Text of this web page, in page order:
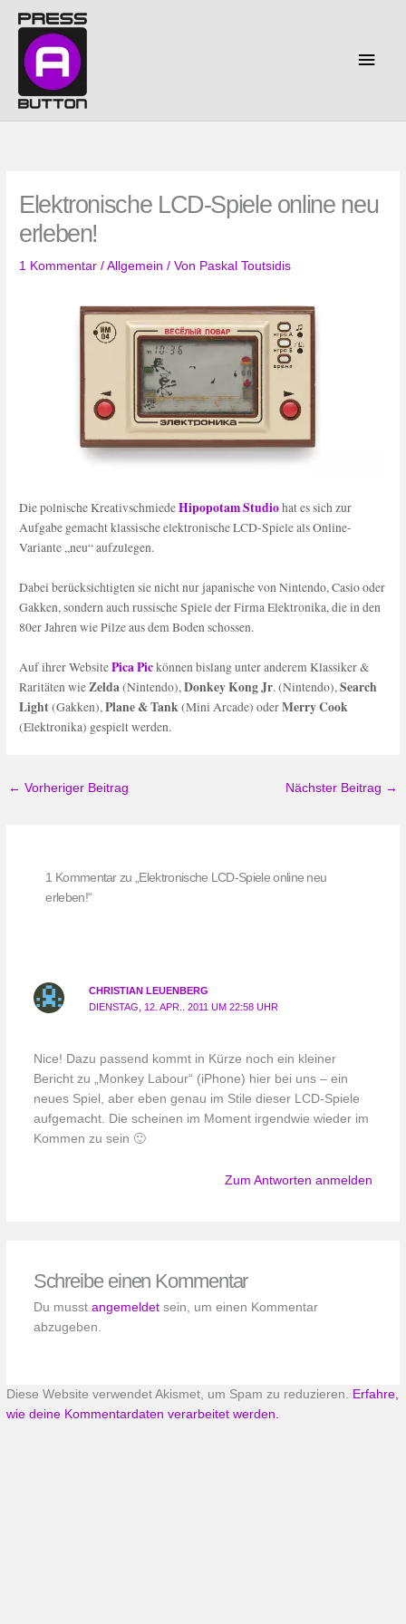
Inhalt
springen
Elektronische LCD-Spiele online neu
erleben!
1 Kommentar /Allgemein / Von Paskal Toutsidis
Die polnische KreativschmiedeHipopotam Studiohat es sich zur
Aufgabe gemacht klassische elektronische LCD-Spiele als Online-
Variante „neu“ aufzulegen.
Dabei berücksichtigten sie nicht nur japanische von Nintendo, Casio oder
Gakken, sondern auch russische Spiele der Firma Elektronika, die in den
80er Jahren wie Pilze aus dem Boden schossen.
Auf ihrer WebsitePica Pickönnen bislang unter anderem Klassiker &
Raritäten wieZelda(Nintendo),Donkey Kong Jr. (Nintendo),Search
Light(Gakken),Plane & Tank(Mini Arcade) oderMerry Cook
(Elektronika) gespielt werden.
← Vorheriger Beitrag Nächster Beitrag →
1 Kommentar zu „Elektronische LCD-Spiele online neu
erleben!“
CHRISTIAN LEUENBERG
DIENSTAG, 12. APR.. 2011 UM 22:58 UHR
Nice! Dazu passend kommt in Kürze noch ein kleiner
Bericht zu „Monkey Labour“ (iPhone) hier bei uns – ein
neues Spiel, aber eben genau im Stile dieser LCD-Spiele
aufgemacht. Die scheinen im Moment irgendwie wieder im
Kommen zu sein 🙂
Zum Antworten anmelden
Schreibe einen Kommentar
Du musst angemeldetsein, um einen Kommentar
abzugeben.
Diese Website verwendet Akismet, um Spam zu reduzieren. Erfahre,
wie deine Kommentardaten verarbeitet werden.